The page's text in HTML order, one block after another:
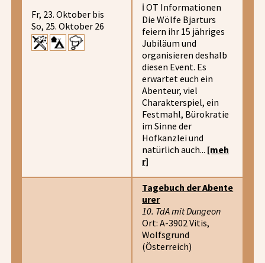
Fr, 23. Oktober bis
So, 25. Oktober 26
ℹ️ OT Informationen
Die Wölfe Bjarturs
feiern ihr 15 jähriges
Jubiläum und
organisieren deshalb
diesen Event. Es
erwartet euch ein
Abenteur, viel
Charakterspiel, ein
Festmahl, Bürokratie
im Sinne der
Hofkanzlei und
natürlich auch... [meh
r]
Tagebuch der Abente
urer
10. TdA mit Dungeon
Ort: A-3902 Vitis,
Wolfsgrund
(Österreich)